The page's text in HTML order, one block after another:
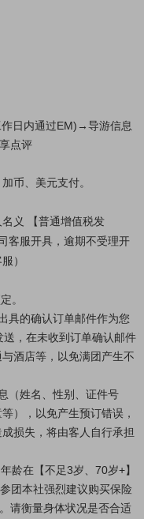
日内通过EM)→导游信息
点评
币、美元支付。
义 【普通增值税发
客服开具，逾期不受理开
）
。
具的确认订单邮件作为您
，在未收到订单确认邮件
酒店等，以免满团产生不
（姓名、性别、证件号
），以免产生预订错误，
损失，将由客人自行承担
龄在【不足3岁、70岁+】
团本社强烈建议购买保险
请衡量身体状况是否合适